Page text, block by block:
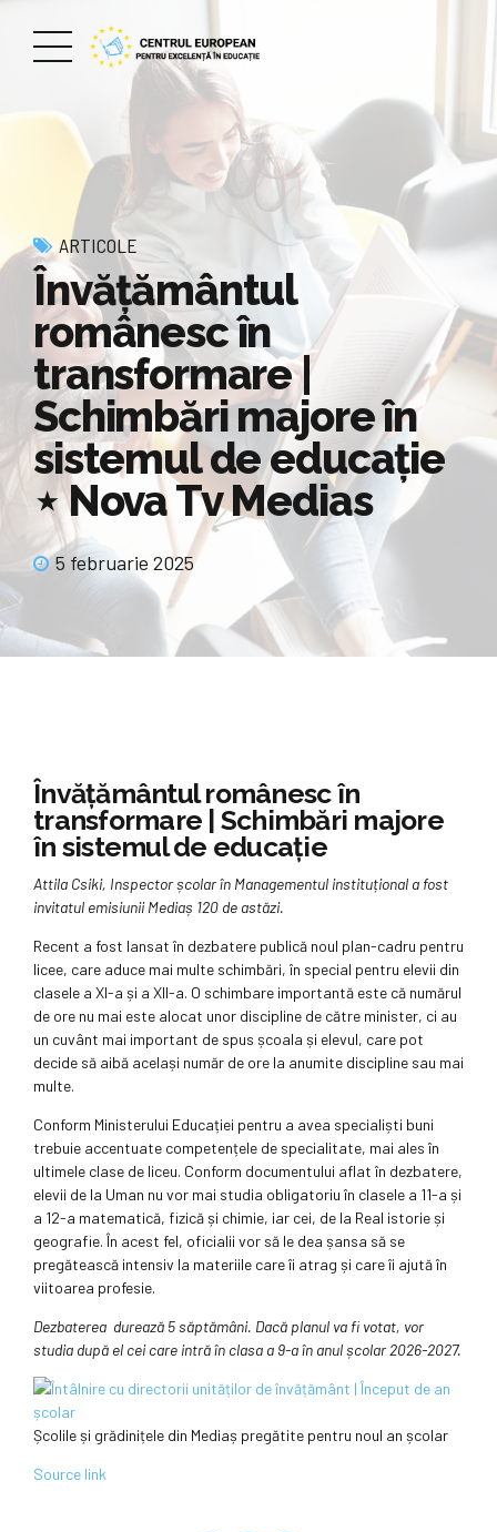
ARTICOLE
Învățământul
românesc în
transformare |
Schimbări majore în
sistemul de educație
⋆ Nova Tv Medias
5 februarie 2025
Învățământul românesc în
transformare | Schimbări majore
în sistemul de educație
Attila Csiki, Inspector școlar în Managementul instituțional a fost
invitatul emisiunii Mediaș 120 de astăzi.
Recent a fost lansat în dezbatere publică noul plan-cadru pentru
licee, care aduce mai multe schimbări, în special pentru elevii din
clasele a XI-a și a XII-a. O schimbare importantă este că numărul
de ore nu mai este alocat unor discipline de către minister, ci au
un cuvânt mai important de spus școala și elevul, care pot
decide să aibă același număr de ore la anumite discipline sau mai
multe.
Conform Ministerului Educației pentru a avea specialiști buni
trebuie accentuate competențele de specialitate, mai ales în
ultimele clase de liceu. Conform documentului aflat în dezbatere,
elevii de la Uman nu vor mai studia obligatoriu în clasele a 11-a și
a 12-a matematică, fizică și chimie, iar cei, de la Real istorie și
geografie. În acest fel, oficialii vor să le dea șansa să se
pregătească intensiv la materiile care îi atrag și care îi ajută în
viitoarea profesie.
Dezbaterea durează 5 săptămâni. Dacă planul va fi votat, vor
studia după el cei care intră în clasa a 9-a în anul școlar 2026-2027.
Școlile și grădinițele din Mediaș pregătite pentru noul an școlar
Source link